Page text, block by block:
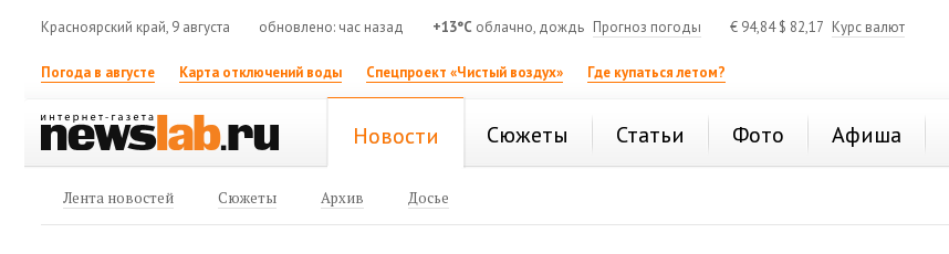
Красноярский край, 9 августа обновлено: час назад +13°C облачно, дождь Прогноз погоды € 94,84$ 82,17 Курс валют
Погода в августе Карта отключений воды Спецпроект «Чистый воздух» Где купаться летом?
Новости Сюжеты Статьи Фото Афиша
Лента новостей Сюжеты Архив Досье